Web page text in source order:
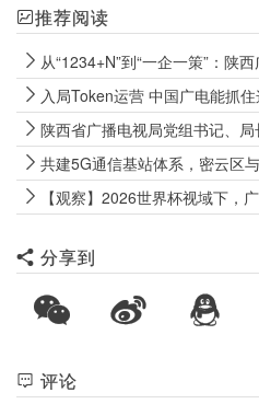
推荐阅读
从“1234+N”到“一企一策”：陕西广
入局Token运营 中国广电能抓
陕西省广播电视局党组书记、局长单舒平调研陕西广电网
共建5G通信基站体系，密云区与中国广电
【观察】2026世界杯视域下，
分享到
评论